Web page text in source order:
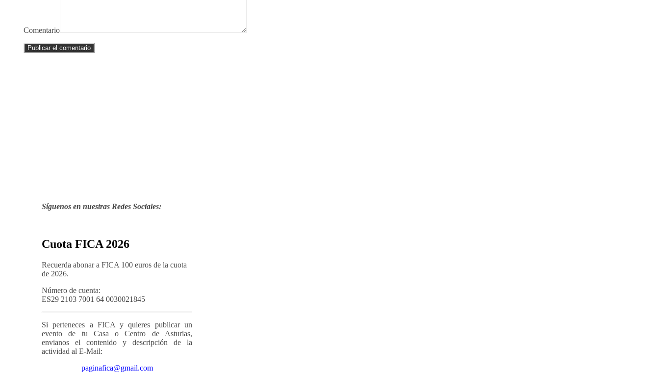
Comentario
Síguenos en nuestras Redes Sociales:
Cuota FICA 2026
Recuerda abonar a FICA 100 euros de la cuota
de 2026.
Número de cuenta:
ES29 2103 7001 64 0030021845
Si perteneces a FICA y quieres publicar un
evento de tu Casa o Centro de Asturias,
envianos el contenido y descripción de la
actividad al E-Mail:
paginafica@gmail.com